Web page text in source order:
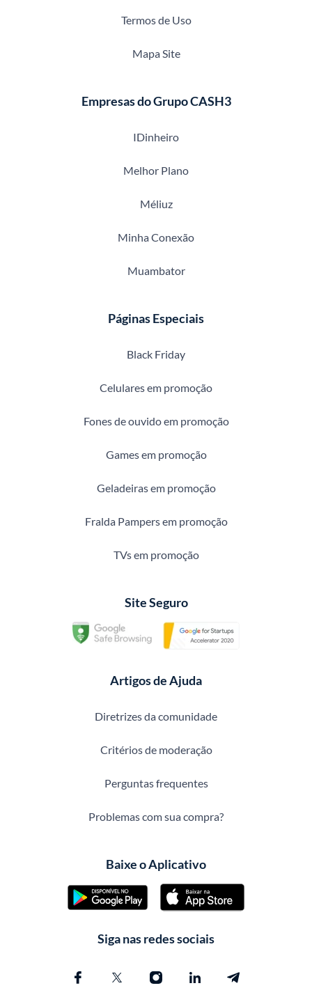
Termos de Uso
Mapa Site
Empresas do Grupo CASH3
IDinheiro
Melhor Plano
Méliuz
Minha Conexão
Muambator
Páginas Especiais
Black Friday
Celulares em promoção
Fones de ouvido em promoção
Games em promoção
Geladeiras em promoção
Fralda Pampers em promoção
TVs em promoção
Site Seguro
Artigos de Ajuda
Diretrizes da comunidade
Critérios de moderação
Perguntas frequentes
Problemas com sua compra?
Baixe o Aplicativo
Siga nas redes sociais